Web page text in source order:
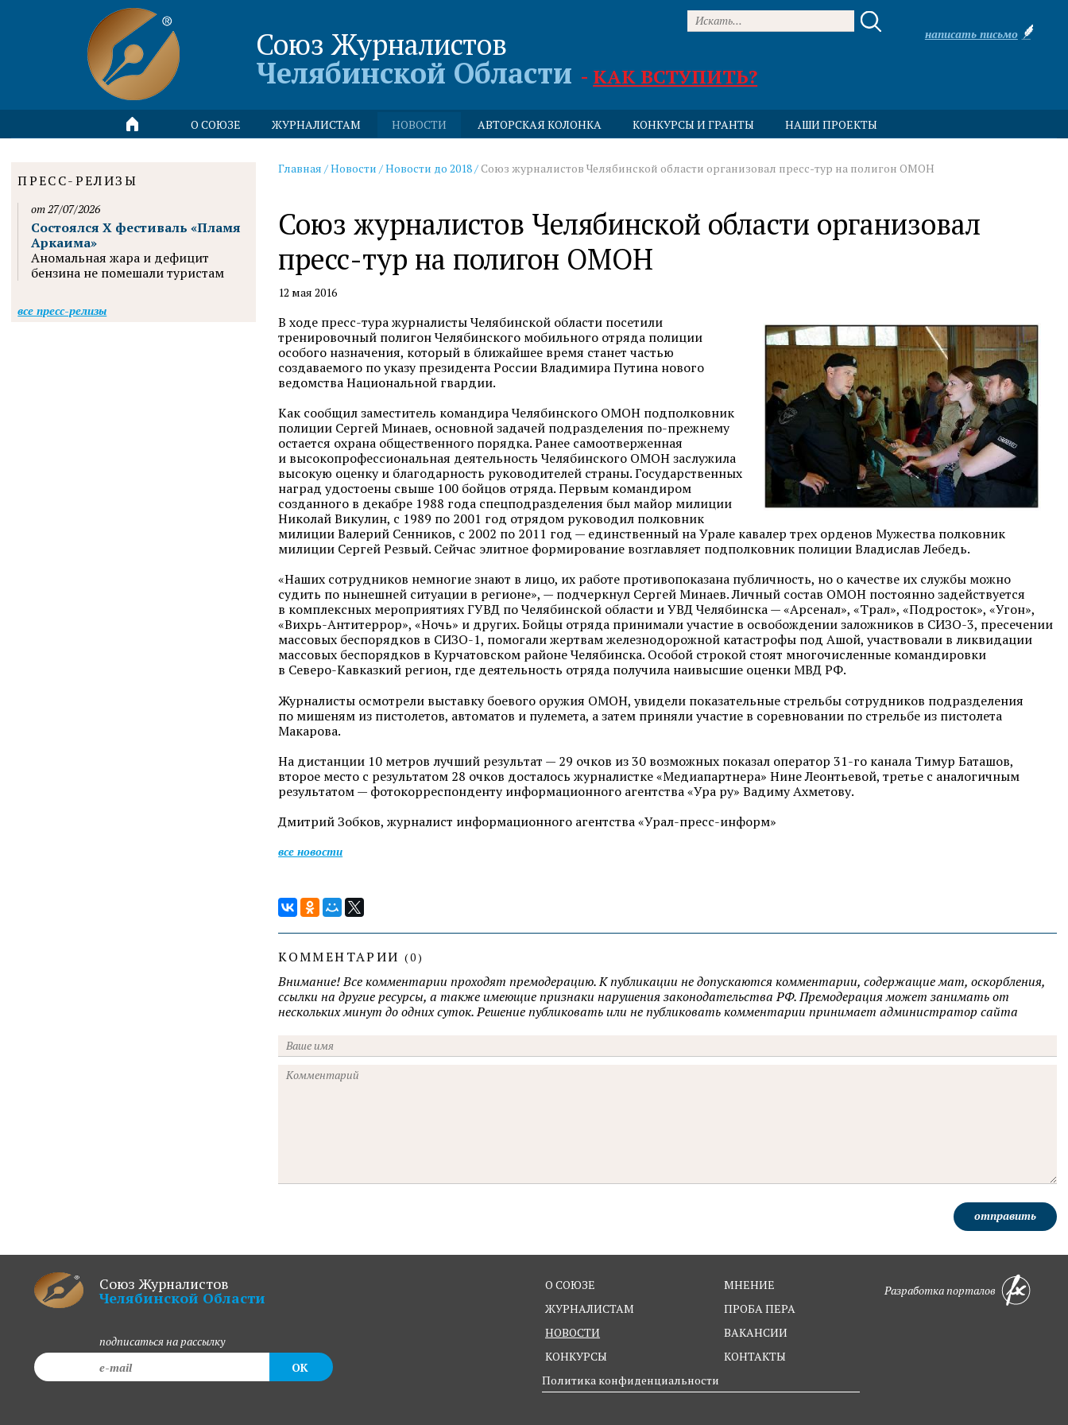
Союз Журналистов
Челябинской Области - КАК ВСТУПИТЬ?
написать письмо
О СОЮЗЕ ЖУРНАЛИСТАМ НОВОСТИ АВТОРСКАЯ КОЛОНКА КОНКУРСЫ И ГРАНТЫ НАШИ ПРОЕКТЫ
Главная /Новости /Новости до 2018/Союз журналистов Челябинской области организовал пресс-тур на полигон ОМОН
Союз журналистов Челябинской области организовал
пресс-тур на полигон ОМОН
12 мая 2016
В ходе пресс-туражурналисты Челябинской области посетили
тренировочный полигон Челябинского мобильного отряда полиции
особого назначения, который в ближайшее время станет частью
создаваемого по указу президента России Владимира Путина нового
ведомства Национальной гвардии.
Как сообщил заместитель командира Челябинского ОМОН подполковник
полиции Сергей Минаев, основной задачей подразделения по-прежнему
остается охрана общественного порядка. Ранее самоотверженная
и высокопрофессиональная деятельность Челябинского ОМОН заслужила
высокую оценку и благодарность руководителей страны. Государственных
наград удостоены свыше 100 бойцов отряда. Первым командиром
созданного в декабре 1988 года спецподразделения был майор милиции
Николай Викулин, с 1989 по 2001 год отрядом руководил полковник
милиции Валерий Сенников, с 2002 по 2011 год — единственный на Урале кавалер трех орденов Мужества полковник
милиции Сергей Резвый. Сейчас элитное формирование возглавляет подполковник полиции Владислав Лебедь.
«Наших сотрудников немногие знают в лицо, их работе противопоказана публичность, но о качестве их службы можно
судить по нынешней ситуации в регионе», — подчеркнул Сергей Минаев. Личный состав ОМОН постоянно задействуется
в комплексных мероприятиях ГУВД по Челябинской области и УВД Челябинска — «Арсенал», «Трал», «Подросток», «Угон»,
«Вихрь-Антитеррор», «Ночь» и других. Бойцы отряда принимали участие в освобождении заложников в СИЗО-3, пресечении
массовых беспорядков в СИЗО-1, помогали жертвам железнодорожной катастрофы под Ашой, участвовали в ликвидации
массовых беспорядков в Курчатовском районе Челябинска. Особой строкой стоят многочисленные командировки
в Северо-Кавказкий регион, где деятельность отряда получила наивысшие оценки МВД РФ.
Журналисты осмотрели выставку боевого оружия ОМОН, увидели показательные стрельбы сотрудников подразделения
по мишеням из пистолетов, автоматов и пулемета, а затем приняли участие в соревновании по стрельбе из пистолета
Макарова.
На дистанции 10 метров лучший результат — 29 очков из 30 возможных показал оператор31-го канала Тимур Баташов,
второе место с результатом 28 очков досталось журналистке «Медиапартнера» Нине Леонтьевой, третье с аналогичным
результатом — фотокорреспонденту информационного агентства «Ура ру» Вадиму Ахметову.
Дмитрий Зобков, журналист информационного агентства«Урал-пресс-информ»
все новости
КОММЕНТАРИИ (0)
Внимание! Все комментарии проходят премодерацию. К публикации не допускаются комментарии, содержащие мат, оскорбления,
ссылки на другие ресурсы, а также имеющие признаки нарушения законодательства РФ. Премодерация может занимать от
нескольких минут до одних суток. Решение публиковать или не публиковать комментарии принимает администратор сайта
отправить
ПРЕСС-РЕЛИЗЫ
от 27/07/2026
Состоялся X фестиваль «Пламя
Аркаима»
Аномальная жара и дефицит
бензина не помешали туристам
все пресс-релизы
Союз Журналистов
Челябинской Области
подписаться на рассылку
О СОЮЗЕ
ЖУРНАЛИСТАМ
НОВОСТИ
КОНКУРСЫ
МНЕНИЕ
ПРОБА ПЕРА
ВАКАНСИИ
КОНТАКТЫ
Политика конфиденциальности
Разработка порталов